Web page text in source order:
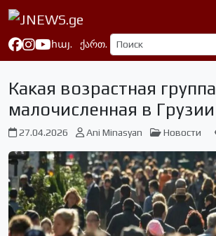
հայ. ქართ.
Какая возрастная
малочисленная в Грузии
27.04.2026 Ani Minasyan Новости